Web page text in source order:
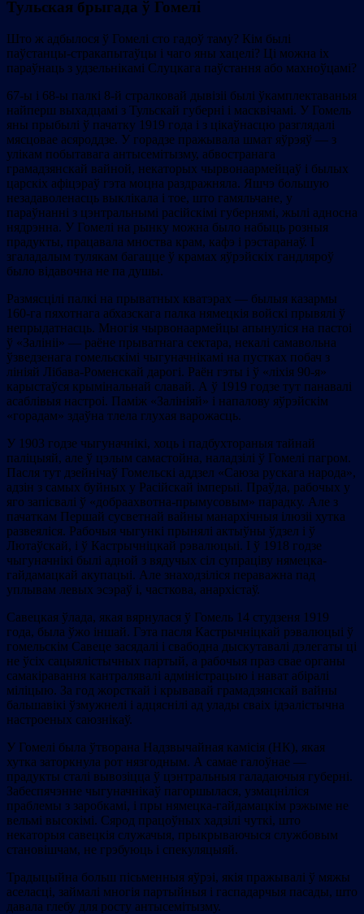
Тульская брыгада ў Гомелі
Што ж адбылося ў Гомелі сто гадоў таму? Кім былі
паўстанцы-стракапытаўцы і чаго яны хацелі? Ці можна іх
параўнаць з удзельнікамі Слуцкага паўстання або махноўцамі?
67-ы і 68-ы палкі 8-й стралковай дывізіі былі ўкамплектаваныя
найперш выхадцамі з Тульскай губерні і масквічамі. У Гомель
яны прыбылі ў пачатку 1919 года і з цікаўнасцю разглядалі
мясцовае асяроддзе. У горадзе пражывала шмат яўрэяў — з
улікам побытавага антысемітызму, абвостранага
грамадзянскай вайной, некаторых чырвонаармейцаў і былых
царскіх афіцэраў гэта моцна раздражняла. Яшчэ большую
незадаволенасць выклікала і тое, што гамяльчане, у
параўнанні з цэнтральнымі расійскімі губернямі, жылі адносна
нядрэнна. У Гомелі на рынку можна было набыць розныя
прадукты, працавала мноства крам, кафэ і рэстаранаў. І
згаладалым тулякам багацце ў крамах яўрэйскіх гандляроў
было відавочна не па душы.
Размясцілі палкі на прыватных кватэрах — былыя казармы
160-га пяхотнага абхазскага палка нямецкія войскі прывялі ў
непрыдатнасць. Многія чырвонаармейцы апынуліся на пастоі
ў «Залініі» — раёне прыватнага сектара, некалі самавольна
ўзведзенага гомельскімі чыгуначнікамі на пустках побач з
лініяй Лібава-Роменскай дарогі. Раён гэты і ў «ліхія 90-я»
карыстаўся крымінальнай славай. А ў 1919 годзе тут панавалі
асаблівыя настроі. Паміж «Залініяй» і напалову яўрэйскім
«горадам» здаўна тлела глухая варожасць.
У 1903 годзе чыгуначнікі, хоць і падбухтораныя тайнай
паліцыяй, але ў цэлым самастойна, наладзілі ў Гомелі пагром.
Пасля тут дзейнічаў Гомельскі аддзел «Саюза рускага народа»,
адзін з самых буйных у Расійскай імперыі. Праўда, рабочых у
яго запісвалі ў «добраахвотна-прымусовым» парадку. Але з
пачаткам Першай сусветнай вайны манархічныя ілюзіі хутка
развеяліся. Рабочыя чыгункі прынялі актыўны ўдзел і ў
Лютаўскай, і ў Кастрычніцкай рэвалюцыі. І ў 1918 годзе
чыгуначнікі былі адной з вядучых сіл супраціву нямецка-
гайдамацкай акупацыі. Але знаходзіліся пераважна пад
уплывам левых эсэраў і, часткова, анархістаў.
Савецкая ўлада, якая вярнулася ў Гомель 14 студзеня 1919
года, была ўжо іншай. Гэта пасля Кастрычніцкай рэвалюцыі ў
гомельскім Савеце засядалі і свабодна дыскутавалі дэлегаты ці
не ўсіх сацыялістычных партый, а рабочыя праз свае органы
самакіравання кантралявалі адміністрацыю і нават абіралі
міліцыю. За год жорсткай і крывавай грамадзянскай вайны
бальшавікі ўзмужнелі і адцяснілі ад улады сваіх ідэалістычна
настроеных саюзнікаў.
У Гомелі была ўтворана Надзвычайная камісія (НК), якая
хутка заторкнула рот нязгодным. А самае галоўнае —
прадукты сталі вывозіцца ў цэнтральныя галадаючыя губерні.
Забеспячэнне чыгуначнікаў пагоршылася, узмацніліся
праблемы з заробкамі, і пры нямецка-гайдамацкім рэжыме не
вельмі высокімі. Сярод працоўных хадзілі чуткі, што
некаторыя савецкія служачыя, прыкрываючыся службовым
становішчам, не грэбуюць і спекуляцыяй.
Традыцыйна больш пісьменныя яўрэі, якія пражывалі ў мяжы
аселасці, займалі многія партыйныя і гаспадарчыя пасады, што
давала глебу для росту антысемітызму.